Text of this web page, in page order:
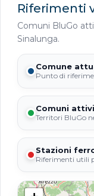
Riferimenti
Comuni BluGo
Sinalunga.
Comune
Punto di
Comuni
Territori BluGo
Stazioni
Riferimenti utili